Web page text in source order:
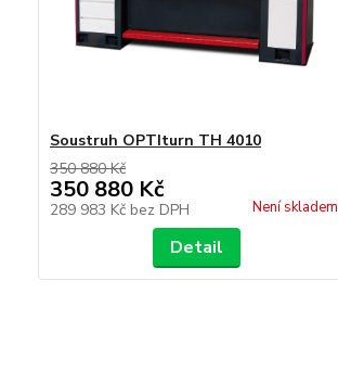
Soustruh OPTIturn TH 4010
350 880 Kč
350 880 Kč
289 983 Kč bez DPH Není skladem
Detail